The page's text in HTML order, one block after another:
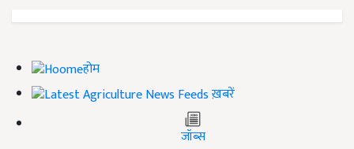
होम
ख़बरें
जॉब्स